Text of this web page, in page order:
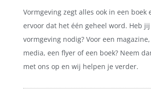
Vormgeving zegt alles ook in een boek
ervoor dat het één geheel word. Heb jij
vormgeving nodig? Voor een
media, een flyer of een boek? Neem
met ons op en wij helpen je verder.